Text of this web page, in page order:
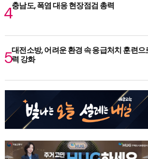
충남도, 폭염 대응 현장점검 총력
대전소방, 어려운 환경 속 응급처치 훈련으
력 강화